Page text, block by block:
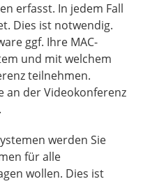
erfasst. In jedem Fall
Dies ist notwendig.
ggf. Ihre MAC-
und mit welchem
teilnehmen.
an der Videokonferenz
werden Sie
für alle
wollen. Dies ist